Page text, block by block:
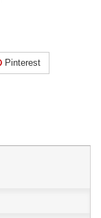
Pinterest